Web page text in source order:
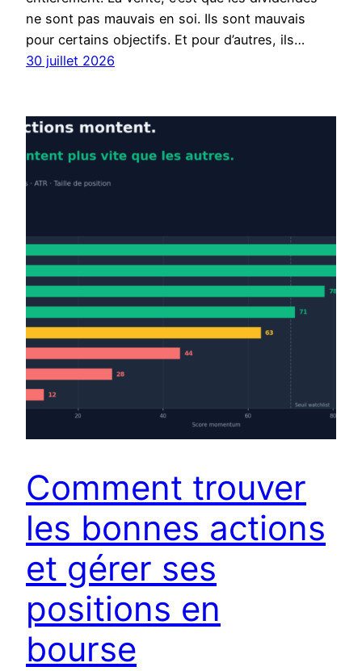
ne sont pas mauvais en soi. Ils sont mauvais
pour certains objectifs. Et pour d’autres, ils…
30 juillet 2026
Comment trouver
les bonnes actions
et gérer ses
positions en
bourse